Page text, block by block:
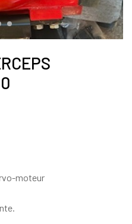
moteur